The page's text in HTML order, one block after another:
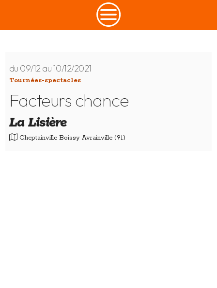
CONTACT
du 09/12 au 10/12/2021
Tournées-spectacles
Facteurs chance
La Lisière
Cheptainville Boissy Avrainville (91)